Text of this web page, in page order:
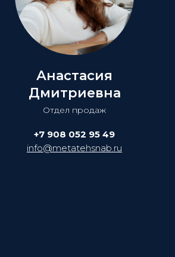
Анастасия
Дмитриевна
Отдел продаж
+7 908 052 95 49
info@metatehsnab.ru